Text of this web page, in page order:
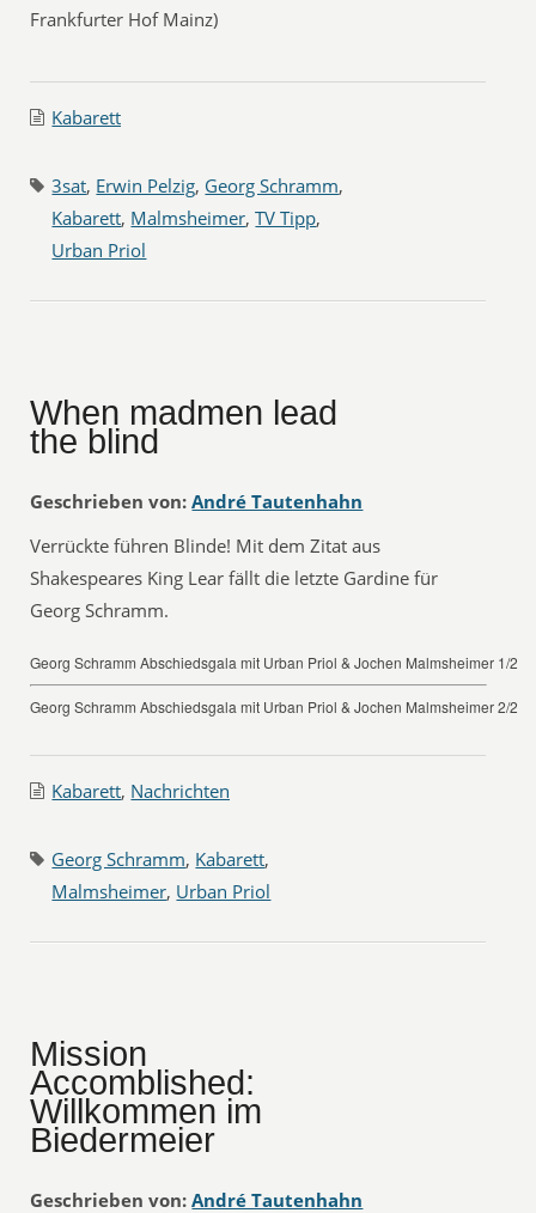
Frankfurter Hof Mainz)
Kabarett
3sat, Erwin Pelzig, Georg Schramm,
Kabarett, Malmsheimer,TV Tipp,
Urban Priol
When madmen lead
the blind
Geschrieben von: André Tautenhahn
Verrückte führen Blinde! Mit dem Zitat aus
Shakespeares King Lear fällt die letzte Gardine für
Georg Schramm.
Georg Schramm Abschiedsgala mit Urban Priol & Jochen Malmsheimer 1/2
Georg Schramm Abschiedsgala mit Urban Priol & Jochen Malmsheimer 2/2
Kabarett, Nachrichten
Georg Schramm, Kabarett,
Malmsheimer, Urban Priol
Mission
Accomblished:
Willkommen im
Biedermeier
Geschrieben von: André Tautenhahn